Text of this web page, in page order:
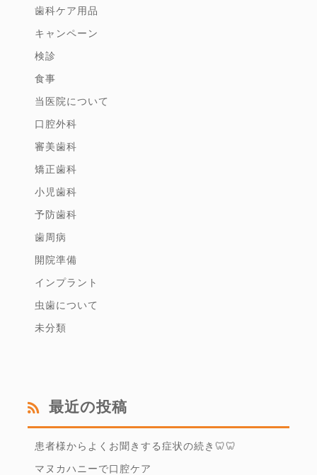
歯科ケア用品
キャンペーン
検診
食事
当医院について
口腔外科
審美歯科
矯正歯科
小児歯科
予防歯科
歯周病
開院準備
インプラント
虫歯について
未分類
最近の投稿
患者様からよくお聞きする症状の続き🦷🦷
マヌカハニーで口腔ケア